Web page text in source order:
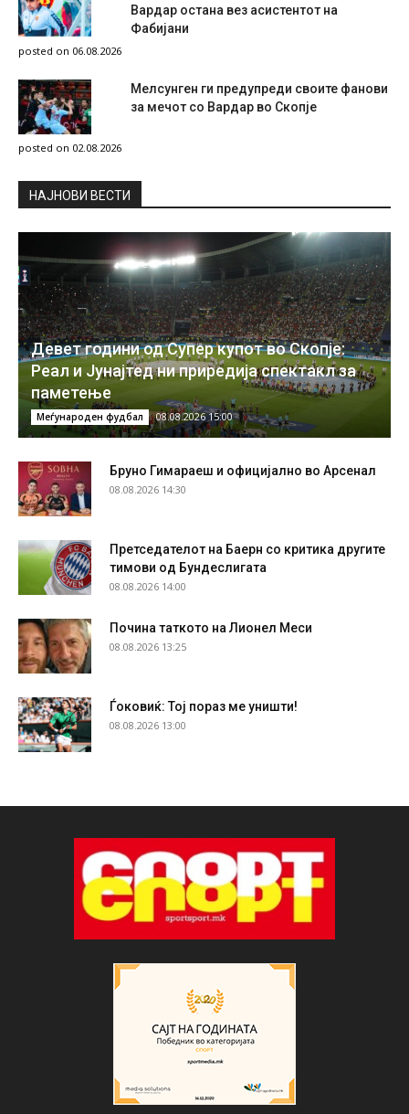
Вардар остана вез асистентот на
Фабијани
posted on 06.08.2026
Мелсунген ги предупреди своите фанови
за мечот со Вардар во Скопје
posted on 02.08.2026
НAЈНОВИ ВЕСТИ
Девет години од Супер купот во Скопје:
Реал и Јунајтед ни приредија спектакл за
паметење
Меѓународен фудбал 08.08.2026 15:00
Бруно Гимараеш и официјално во Арсенал
08.08.2026 14:30
Претседателот на Баерн со критика другите
тимови од Бундеслигата
08.08.2026 14:00
Почина таткото на Лионел Меси
08.08.2026 13:25
Ѓоковиќ: Тој пораз ме уништи!
08.08.2026 13:00